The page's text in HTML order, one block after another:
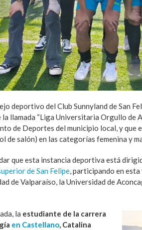
deportivo del Club Sunnyland de San
la llamada “Liga Universitaria Orgullo de
de Deportes del municipio local, y que
de salón) en las categorías femenina y
que esta instancia deportiva está
de San Felipe, participando en
de Valparaíso, la Universidad de
la estudiante de la carrera
en Castellano, Catalina